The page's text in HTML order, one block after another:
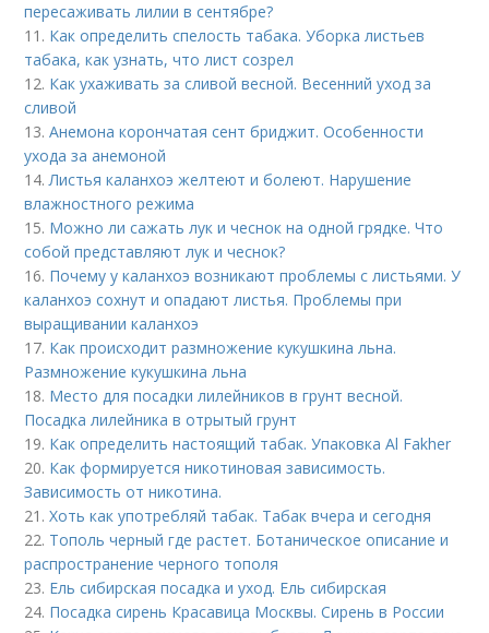
пересаживать лилии в сентябре?
11. Как определить спелость табака. Уборка листьев
табака, как узнать, что лист созрел
12. Как ухаживать за сливой весной. Весенний уход за
сливой
13.Анемона корончатая сент бриджит. Особенности
ухода за анемоной
14.Листья каланхоэ желтеют и болеют. Нарушение
влажностного режима
15. Можно ли сажать лук и чеснок на одной грядке. Что
собой представляют лук и чеснок?
16. Почему у каланхоэ возникают проблемы с листьями. У
каланхоэ сохнут и опадают листья. Проблемы при
выращивании каланхоэ
17. Как происходит размножение кукушкина льна.
Размножение кукушкина льна
18. Место для посадки лилейников в грунт весной.
Посадка лилейника в отрытый грунт
19. Как определить настоящий табак. Упаковка Al Fakher
20. Как формируется никотиновая зависимость.
Зависимость от никотина.
21.Хоть как употребляй табак. Табак вчера и сегодня
22. Тополь черный где растет. Ботаническое описание и
распространение черного тополя
23. Ель сибирская посадка и уход. Ель сибирская
24. Посадка сирень Красавица Москвы. Сирень в России